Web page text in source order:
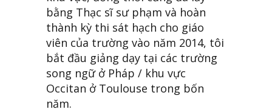
bằng Thạc sĩ sư phạm và hoàn
thành kỳ thi sát hạch cho giáo
viên của trường vào năm 2014, tôi
bắt đầu giảng dạy tại các trường
song ngữ ở Pháp / khu vực
Occitan ở Toulouse trong bốn
năm.